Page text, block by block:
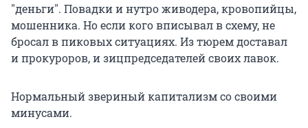
"деньги". Повадки и нутро живодера, кровопийцы,
мошенника. Но если кого вписывал в схему, не
бросал в пиковых ситуациях. Из тюрем доставал
и прокуроров, и зицпредседателей своих лавок.
Нормальный звериный капитализм со своими
минусами.